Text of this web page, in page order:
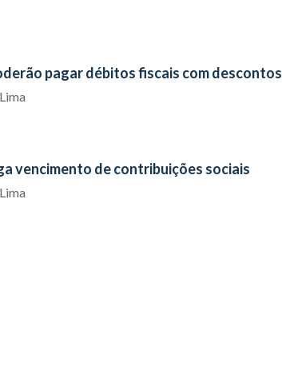
pagar débitos fiscais com descontos
vencimento de contribuições sociais